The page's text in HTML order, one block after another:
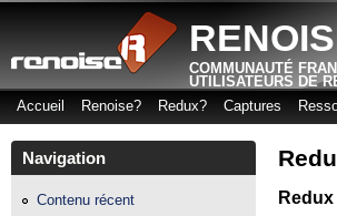
COMMUNAUTÉ
UTILISATEURS DE
Menu principal
Accueil Renoise? Redux? Captures
Redux
Navigation
Contenu récent